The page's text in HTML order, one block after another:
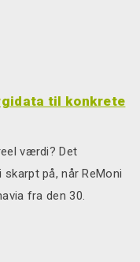
til konkrete
værdi? Det
på, når ReMoni
fra den 30.